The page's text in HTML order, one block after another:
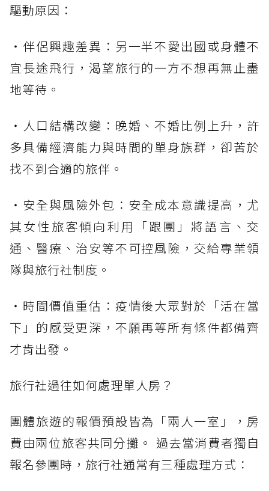
驅動原因：
・伴侶興趣差異：另一半不愛出國或身體不
宜長途飛行，渴望旅行的一方不想再無止盡
地等待。
・人口結構改變：晚婚、不婚比例上升，許
多具備經濟能力與時間的單身族群，卻苦於
找不到合適的旅伴。
・安全與風險外包：安全成本意識提高，尤
其女性旅客傾向利用「跟團」將語言、交
通、醫療、治安等不可控風險，交給專業領
隊與旅行社制度。
・時間價值重估：疫情後大眾對於「活在當
下」的感受更深，不願再等所有條件都備齊
才肯出發。
旅行社過往如何處理單人房？
團體旅遊的報價預設皆為「兩人一室」，房
費由兩位旅客共同分攤。 過去當消費者獨自
報名參團時，旅行社通常有三種處理方式：